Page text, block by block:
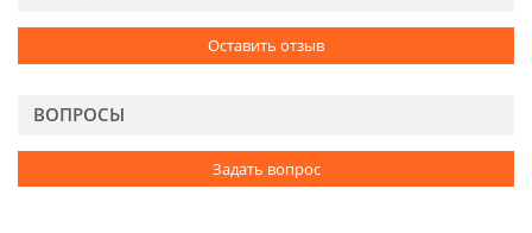
Оставить отзыв
ВОПРОСЫ
Задать вопрос